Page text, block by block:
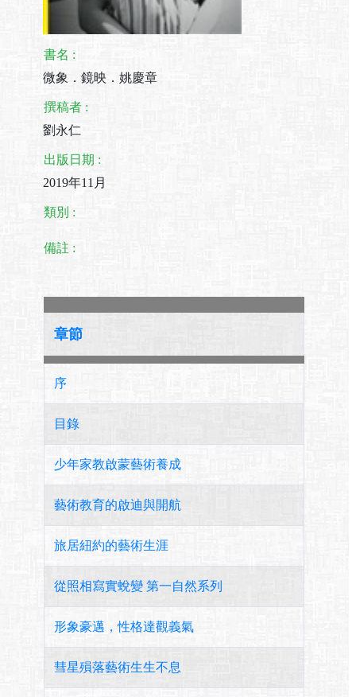
書名 :
微象．鏡映．姚慶章
撰稿者 :
劉永仁
出版日期 :
2019年11月
類別 :
備註 :
章節
序
目錄
少年家教啟蒙藝術養成
藝術教育的啟迪與開航
旅居紐約的藝術生涯
從照相寫實蛻變 第一自然系列
形象豪邁，性格達觀義氣
彗星殞落藝術生生不息